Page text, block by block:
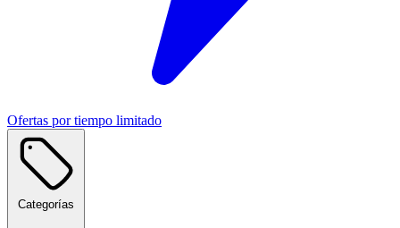
Ofertas por tiempo limitado
Categorías